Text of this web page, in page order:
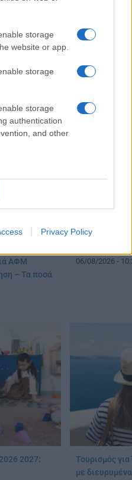
storage
website or app.
storage
storage
authentication
and other
Privacy Policy
ΑΦΜ
– Τα ποσά
Voucher για
06/08/2026 -
2027:
Τουρισμός
με